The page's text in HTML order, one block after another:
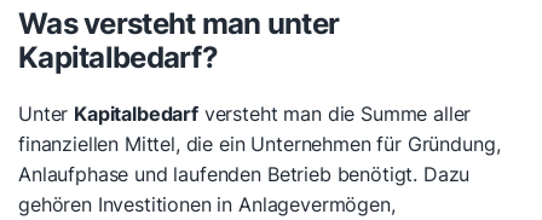
Was versteht man unter
Kapitalbedarf?
Unter Kapitalbedarfversteht man die Summe aller
finanziellen Mittel, die ein Unternehmen für Gründung,
Anlaufphase und laufenden Betrieb benötigt. Dazu
gehören Investitionen in Anlagevermögen,